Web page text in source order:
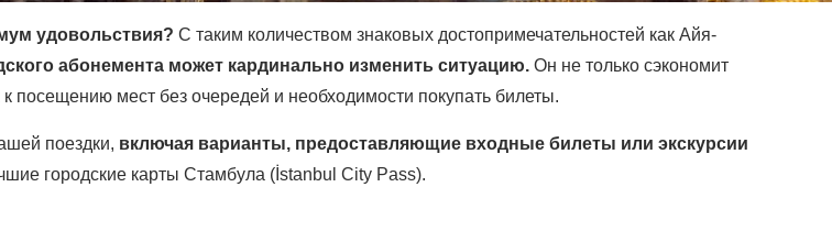
удовольствия? С таким количеством знаковых достопримечательностей как Айя-
абонемента может кардинально изменить ситуацию.Он не только сэкономит
посещению мест без очередей и необходимости покупать билеты.
поездки, включая варианты, предоставляющие входные билеты или экскурсии
городские карты Стамбула (İstanbul City Pass).